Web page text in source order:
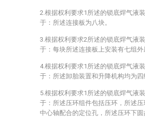
2.根据权利要求1所述的锁底焊气液
于：所述连接板为八块。
3.根据权利要求2所述的锁底焊气液
于：每块所述连接板上安装有七组外
4.根据权利要求1所述的锁底焊气液
于：所述卸胎装置和升降机构均为四
5.根据权利要求1所述的锁底焊气液
于：所述压环组件包括压环，所述
中心轴配合的定位孔，所述压环下